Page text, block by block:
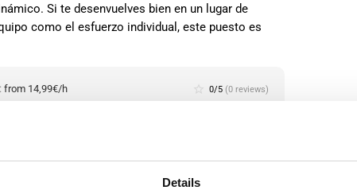
Details
Si te desenvuelves bien en un lugar de
como el esfuerzo individual, este puesto es
from 14,99€/h star_border 0/5 (0 reviews)
positions:2/2